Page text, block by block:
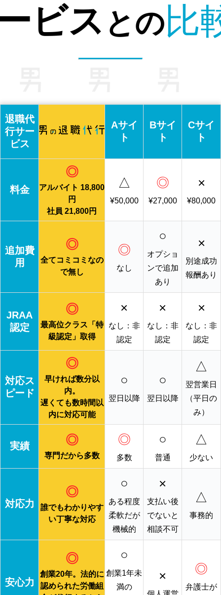
他の退職代
退職代
行サー
ビス
Aサイ
ト
Bサイ
ト
Cサイ
ト
料金
◎
アルバイト 18,800
円
社員 21,800円
△
¥50,000
◎
¥27,000
×
¥80,000
追加費
用
◎
全てコミコミなの
で無し
◎
なし
○
オプショ
ンで追加
あり
×
別途成功
報酬あり
JRAA
認定
◎
最高位クラス「特
級認定」取得
×
なし：非
認定
×
なし：非
認定
×
なし：非
認定
対応ス
ピード
◎
早ければ数分以
内。
遅くても数時間以
内に対応可能
○
翌日以降
○
翌日以降
△
翌営業日
（平日の
み）
実績 ◎
専門だから多数
◎
多数
○
普通
△
少ない
対応力
◎
誰でもわかりやす
い丁寧な対応
○
ある程度
柔軟だが
機械的
×
支払い後
でないと
相談不可
△
事務的
安心力
◎
創業20年。法的に
認められた労働組
○
創業1年未
満の
× ◎
弁護士が